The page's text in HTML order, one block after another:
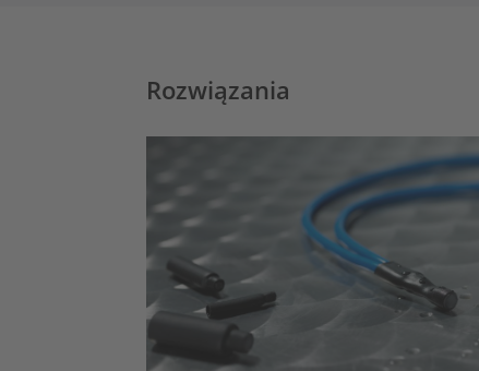
Rozwiązania